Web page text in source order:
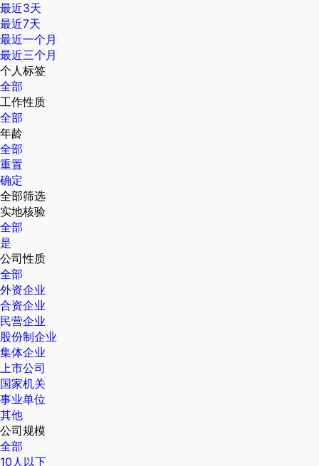
最近3天
最近7天
最近一个月
最近三个月
个人标签
全部
工作性质
全部
年龄
全部
重置
确定
全部筛选
实地核验
全部
是
公司性质
全部
外资企业
合资企业
民营企业
股份制企业
集体企业
上市公司
国家机关
事业单位
其他
公司规模
全部
10人以下